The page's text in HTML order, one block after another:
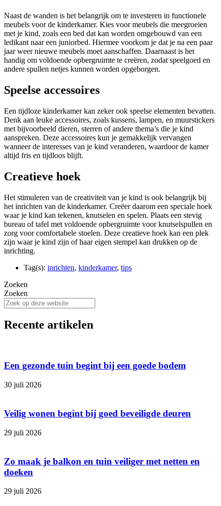
Naast de wanden is het belangrijk om te investeren in functionele
meubels voor de kinderkamer. Kies voor meubels die meegroeien
met je kind, zoals een bed dat kan worden omgebouwd van een
ledikant naar een juniorbed. Hiermee voorkom je dat je na een paar
jaar weer nieuwe meubels moet aanschaffen. Daarnaast is het
handig om voldoende opbergruimte te creëren, zodat speelgoed en
andere spullen netjes kunnen worden opgeborgen.
Speelse accessoires
Een tijdloze kinderkamer kan zeker ook speelse elementen bevatten.
Denk aan leuke accessoires, zoals kussens, lampen, en muurstickers
met bijvoorbeeld dieren, sterren of andere thema’s die je kind
aanspreken. Deze accessoires kun je gemakkelijk vervangen
wanneer de interesses van je kind veranderen, waardoor de kamer
altijd fris en tijdloos blijft.
Creatieve hoek
Het stimuleren van de creativiteit van je kind is ook belangrijk bij
het inrichten van de kinderkamer. Creëer daarom een speciale hoek
waar je kind kan tekenen, knutselen en spelen. Plaats een stevig
bureau of tafel met voldoende opbergruimte voor knutselspullen en
zorg voor comfortabele stoelen. Deze creatieve hoek kan een plek
zijn waar je kind zijn of haar eigen stempel kan drukken op de
inrichting.
Tag(s): inrichten, kinderkamer, tips
Zoeken
Zoeken
Recente artikelen
Een gezonde tuin begint bij een goede bodem
30 juli 2026
Veilig wonen begint bij goed beveiligde deuren
29 juli 2026
Zo maak je balkon en tuin veiliger met netten en
doeken
29 juli 2026